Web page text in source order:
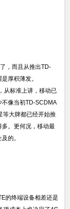
，而且从推出TD-
厚积薄发。
从标准上讲，移动已
像当初TD-SCDMA
等大牌都已经开始推
。更何况，移动最
的。
的终端设备相差还是